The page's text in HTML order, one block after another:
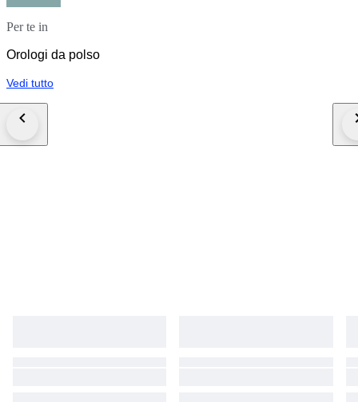
Per te in
Orologi da polso
Vedi tutto